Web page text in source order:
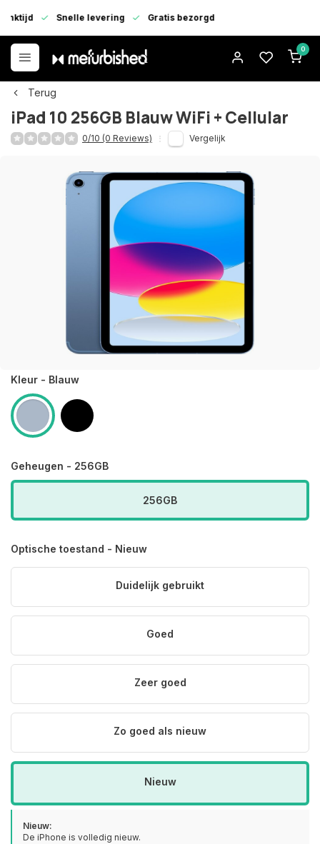
Snelle levering Gratis bezorgd
0
Terug
iPad 10 256GB Blauw WiFi + Cellular
0/10 (0 Reviews) Vergelijk
Kleur - Blauw
Geheugen - 256GB
256GB
Optische toestand - Nieuw
Duidelijk gebruikt
Goed
Zeer goed
Zo goed als nieuw
Nieuw
Nieuw:
De iPhone is volledig nieuw.